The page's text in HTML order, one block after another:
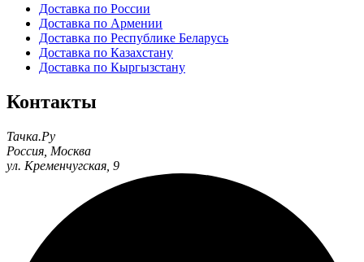
Доставка по России
Доставка по Армении
Доставка по Республике Беларусь
Доставка по Казахстану
Доставка по Кыргызстану
Контакты
Тачка.Ру
Россия Москва
ул. Кременчугская, 9